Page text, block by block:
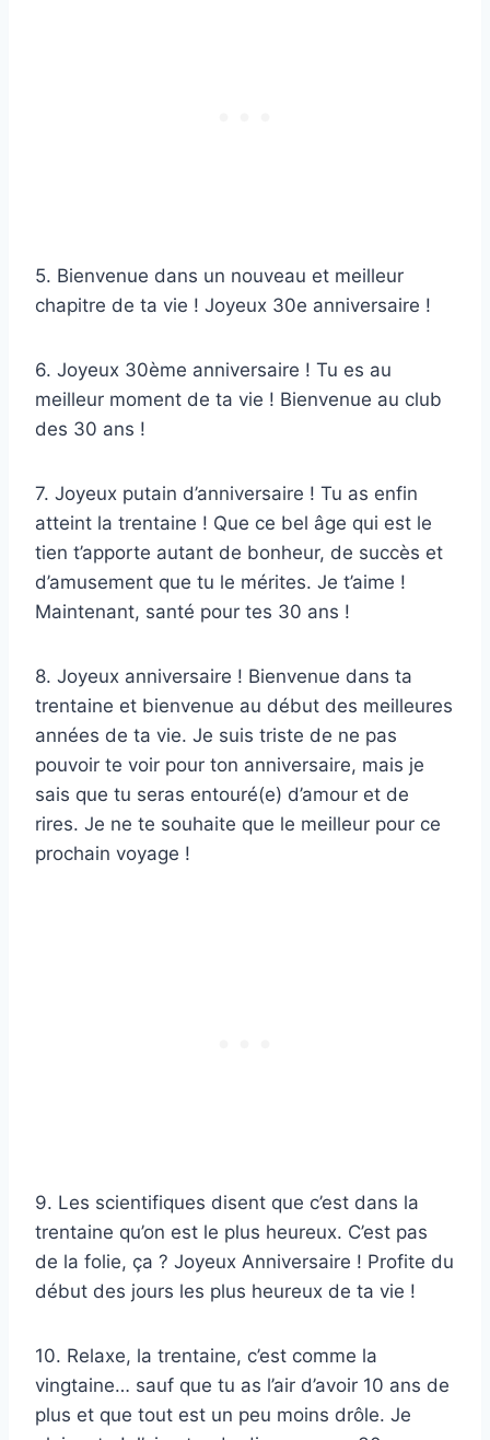
5. Bienvenue dans un nouveau et meilleur
chapitre de ta vie ! Joyeux 30e anniversaire !
6. Joyeux 30ème anniversaire ! Tu es au
meilleur moment de ta vie ! Bienvenue au club
des 30 ans !
7. Joyeux putain d’anniversaire ! Tu as enfin
atteint la trentaine ! Que ce bel âge qui est le
tien t’apporte autant de bonheur, de succès et
d’amusement que tu le mérites. Je t’aime !
Maintenant, santé pour tes 30 ans !
8. Joyeux anniversaire ! Bienvenue dans ta
trentaine et bienvenue au début des meilleures
années de ta vie. Je suis triste de ne pas
pouvoir te voir pour ton anniversaire, mais je
sais que tu seras entouré(e) d’amour et de
rires. Je ne te souhaite que le meilleur pour ce
prochain voyage !
9. Les scientifiques disent que c’est dans la
trentaine qu’on est le plus heureux. C’est pas
de la folie, ça ? Joyeux Anniversaire ! Profite du
début des jours les plus heureux de ta vie !
10. Relaxe, la trentaine, c’est comme la
vingtaine… sauf que tu as l’air d’avoir 10 ans de
plus et que tout est un peu moins drôle. Je